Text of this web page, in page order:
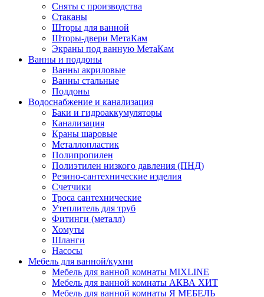
Сняты с производства
Стаканы
Шторы для ванной
Шторы-двери МетаКам
Экраны под ванную МетаКам
Ванны и поддоны
Ванны акриловые
Ванны стальные
Поддоны
Водоснабжение и канализация
Баки и гидроаккумуляторы
Канализация
Краны шаровые
Металлопластик
Полипропилен
Полиэтилен низкого давления (ПНД)
Резино-сантехнические изделия
Счетчики
Троса сантехнические
Утеплитель для труб
Фитинги (металл)
Хомуты
Шланги
Насосы
Мебель для ванной/кухни
Мебель для ванной комнаты MIXLINE
Мебель для ванной комнаты АКВА ХИТ
Мебель для ванной комнаты Я МЕБЕЛЬ